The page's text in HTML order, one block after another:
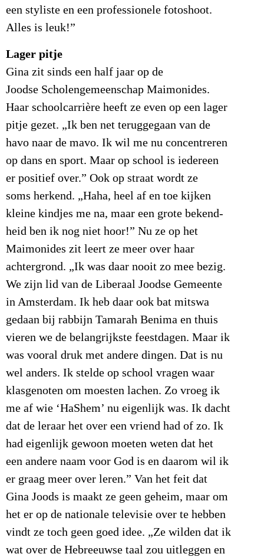
een styliste en een professionele fotoshoot.
Alles is leuk!”
Lager pitje
Gina zit sinds een half jaar op de
Joodse Scholengemeenschap Maimonides.
Haar schoolcarrière heeft ze even op een lager
pitje gezet. „Ik ben net teruggegaan van de
havo naar de mavo. Ik wil me nu concentreren
op dans en sport. Maar op school is iedereen
er positief over.” Ook op straat wordt ze
soms herkend. „Haha, heel af en toe kijken
kleine kindjes me na, maar een grote bekend-
heid ben ik nog niet hoor!” Nu ze op het
Maimonides zit leert ze meer over haar
achtergrond. „Ik was daar nooit zo mee bezig.
We zijn lid van de Liberaal Joodse Gemeente
in Amsterdam. Ik heb daar ook bat mitswa
gedaan bij rabbijn Tamarah Benima en thuis
vieren we de belangrijkste feestdagen. Maar ik
was vooral druk met andere dingen. Dat is nu
wel anders. Ik stelde op school vragen waar
klasgenoten om moesten lachen. Zo vroeg ik
me af wie ‘HaShem’ nu eigenlijk was. Ik dacht
dat de leraar het over een vriend had of zo. Ik
had eigenlijk gewoon moeten weten dat het
een andere naam voor God is en daarom wil ik
er graag meer over leren.” Van het feit dat
Gina Joods is maakt ze geen geheim, maar om
het er op de nationale televisie over te hebben
vindt ze toch geen goed idee. „Ze wilden dat ik
wat over de Hebreeuwse taal zou uitleggen en